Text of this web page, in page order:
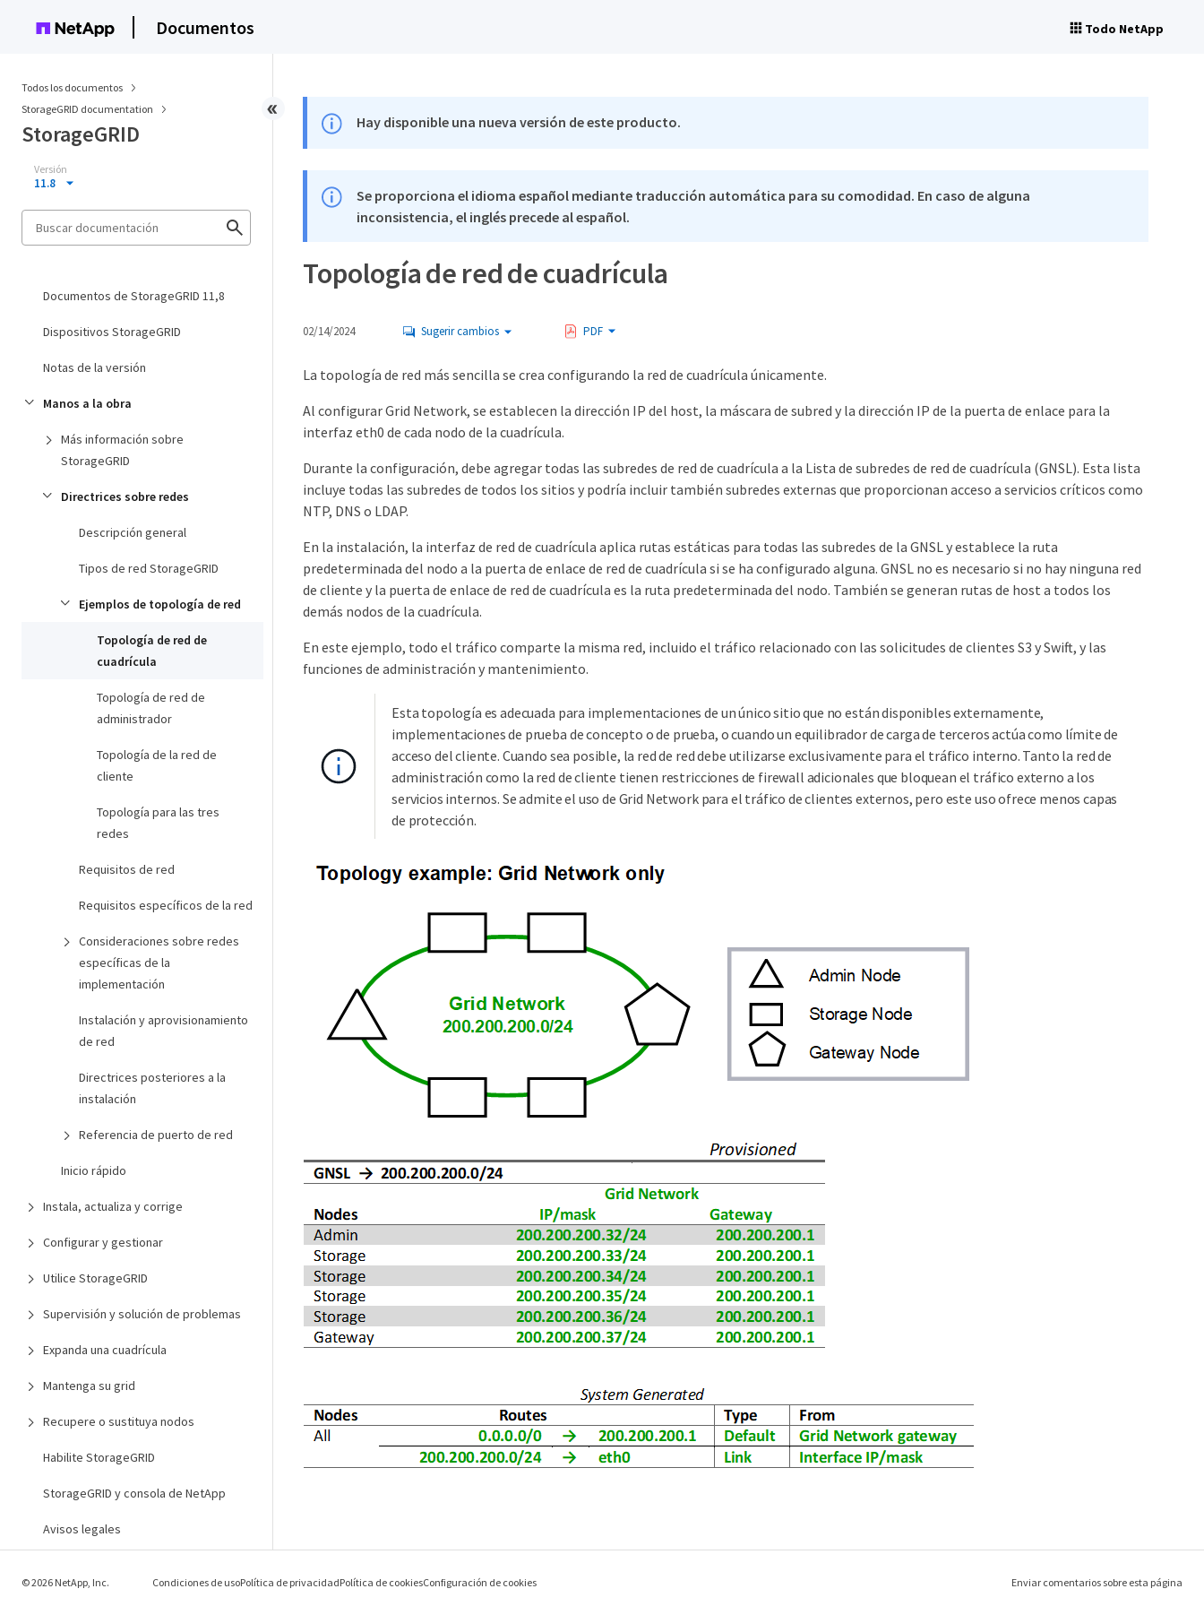
Documentos Todo NetApp
Todos los documentos
StorageGRID documentation
StorageGRID
Versión
11.8
Documentos de StorageGRID 11,8
Dispositivos StorageGRID
Notas de la versión
Manos a la obra
Más información sobre
StorageGRID
Directrices sobre redes
Descripción general
Tipos de red StorageGRID
Ejemplos de topología de red
Topología de red de
cuadrícula
Topología de red de
administrador
Topología de la red de
cliente
Topología para las tres
redes
Requisitos de red
Requisitos específicos de la red
Consideraciones sobre redes
específicas de la
implementación
Instalación y aprovisionamiento
de red
Directrices posteriores a la
instalación
Referencia de puerto de red
Inicio rápido
Instala, actualiza y corrige
Configurar y gestionar
Utilice StorageGRID
Supervisión y solución de problemas
Expanda una cuadrícula
Mantenga su grid
Recupere o sustituya nodos
Habilite StorageGRID
StorageGRID y consola de NetApp
Avisos legales
Hay disponible una nueva versión de este producto.
Se proporciona el idioma español mediante traducción automática para su comodidad. En caso de alguna
inconsistencia, el inglés precede al español.
Topología de red de cuadrícula
02/14/2024 Sugerir cambios PDF
La topología de red más sencilla se crea configurando la red de cuadrícula únicamente.
Al configurar Grid Network, se establecen la dirección IP del host, la máscara de subred y la dirección IP de la puerta de enlace para la
interfaz eth0 de cada nodo de la cuadrícula.
Durante la configuración, debe agregar todas las subredes de red de cuadrícula a la Lista de subredes de red de cuadrícula (GNSL). Esta lista
incluye todas las subredes de todos los sitios y podría incluir también subredes externas que proporcionan acceso a servicios críticos como
NTP, DNS o LDAP.
En la instalación, la interfaz de red de cuadrícula aplica rutas estáticas para todas las subredes de la GNSL y establece la ruta
predeterminada del nodo a la puerta de enlace de red de cuadrícula si se ha configurado alguna. GNSL no es necesario si no hay ninguna red
de cliente y la puerta de enlace de red de cuadrícula es la ruta predeterminada del nodo. También se generan rutas de host a todos los
demás nodos de la cuadrícula.
En este ejemplo, todo el tráfico comparte la misma red, incluido el tráfico relacionado con las solicitudes de clientes S3 y Swift, y las
funciones de administración y mantenimiento.
Esta topología es adecuada para implementaciones de un único sitio que no están disponibles externamente,
implementaciones de prueba de concepto o de prueba, o cuando un equilibrador de carga de terceros actúa como límite de
acceso del cliente. Cuando sea posible, la red de red debe utilizarse exclusivamente para el tráfico interno. Tanto la red de
administración como la red de cliente tienen restricciones de firewall adicionales que bloquean el tráfico externo a los
servicios internos. Se admite el uso de Grid Network para el tráfico de clientes externos, pero este uso ofrece menos capas
de protección.
© 2026 NetApp, Inc. Condiciones de usoPolítica de privacidadPolítica de cookiesConfiguración de cookies Enviar comentarios sobre esta página